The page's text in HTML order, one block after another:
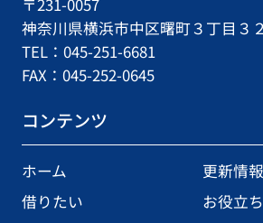
神奈川県横浜市中区曙町３丁目３
TEL：045-251-6681
FAX：045-252-0645
コンテンツ
ホーム
更新情報
借りたい
お役立